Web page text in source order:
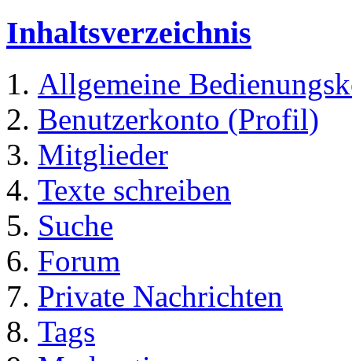
Inhaltsverzeichnis
Allgemeine
Benutzerkonto (Profil)
Mitglieder
Texte schreiben
Suche
Forum
Private Nachrichten
Tags